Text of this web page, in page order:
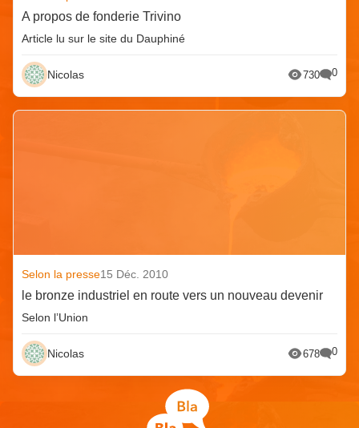
A propos de fonderie Trivino
Article lu sur le site du Dauphiné
Nicolas 730 0
Selon la presse15 Déc. 2010
le bronze industriel en route vers un nouveau devenir
Selon l’Union
Nicolas 678 0